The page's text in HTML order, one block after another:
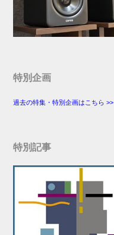
特別企画
過去の特集・特別企画はこちら >>
特別記事